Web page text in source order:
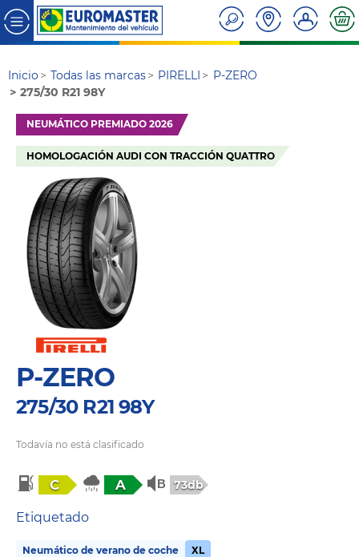
Inicio Todas las marcas PIRELLI
P-ZERO
275/30 R21 98Y
NEUMÁTICO PREMIADO 2026
HOMOLOGACIÓN AUDI CON TRACCIÓN QUATTRO
P-ZERO
275/30 R21 98Y
Todavía no está clasificado
C A 73db
Etiquetado
Neumático de verano de coche XL